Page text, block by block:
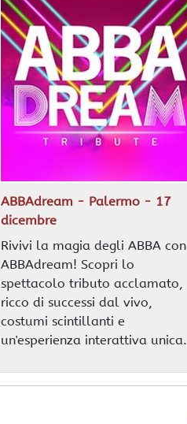
ABBAdream - Palermo - 17
dicembre
Rivivi la magia degli ABBA con
ABBAdream! Scopri lo
spettacolo tributo acclamato,
ricco di successi dal vivo,
costumi scintillanti e
un'esperienza interattiva unica.